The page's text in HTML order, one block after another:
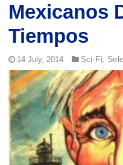
Mexicanos
Tiempos
14 July, 2014 Sci-Fi,